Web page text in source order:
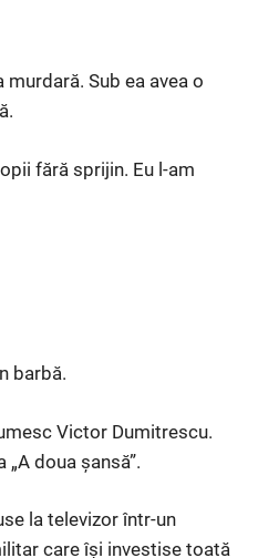
Sub ea avea o
fără sprijin. Eu l-am
barbă.
Victor Dumitrescu.
doua șansă”.
la televizor într-un
care își investise toată